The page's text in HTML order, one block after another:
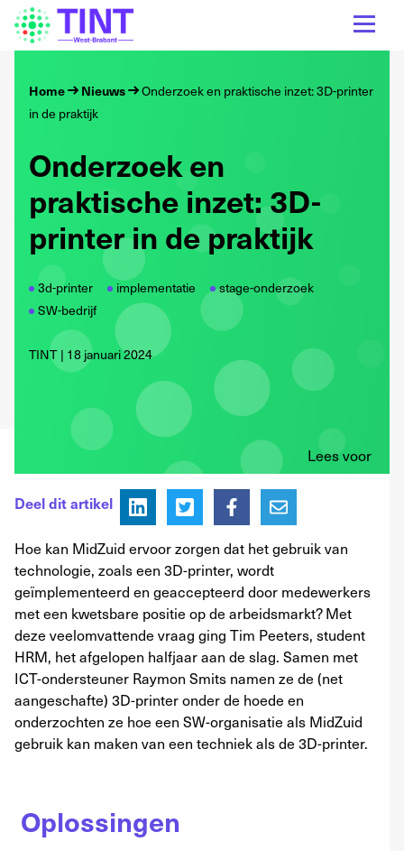
Home Nieuws
Onderzoek en praktische inzet: 3D-printer
in de praktijk
Onderzoek en
praktische inzet: 3D-
printer in de praktijk
3d-printer implementatie
stage-onderzoek
SW-bedrijf
TINT 18 januari 2024
Lees voor
Deel dit artikel
Hoe kan MidZuid ervoor zorgen dat het gebruik van
technologie, zoals een 3D-printer, wordt
geïmplementeerd en geaccepteerd door medewerkers
met een kwetsbare positie op de arbeidsmarkt? Met
deze veelomvattende vraag ging Tim Peeters, student
HRM, het afgelopen halfjaar aan de slag. Samen met
ICT-ondersteuner Raymon Smits namen ze de (net
aangeschafte) 3D-printer onder de hoede en
onderzochten ze hoe een SW-organisatie als MidZuid
gebruik kan maken van een techniek als de 3D-printer.
Oplossingen